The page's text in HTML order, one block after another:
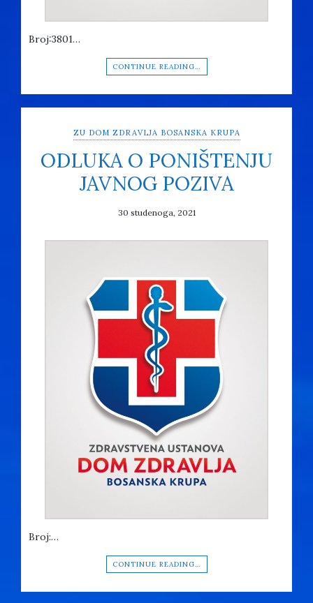
Broj:3801…
CONTINUE READING…
ZU DOM ZDRAVLJA BOSANSKA KRUPA
ODLUKA O PONIŠTENJU
JAVNOG POZIVA
30 studenoga, 2021
Broj:…
CONTINUE READING…